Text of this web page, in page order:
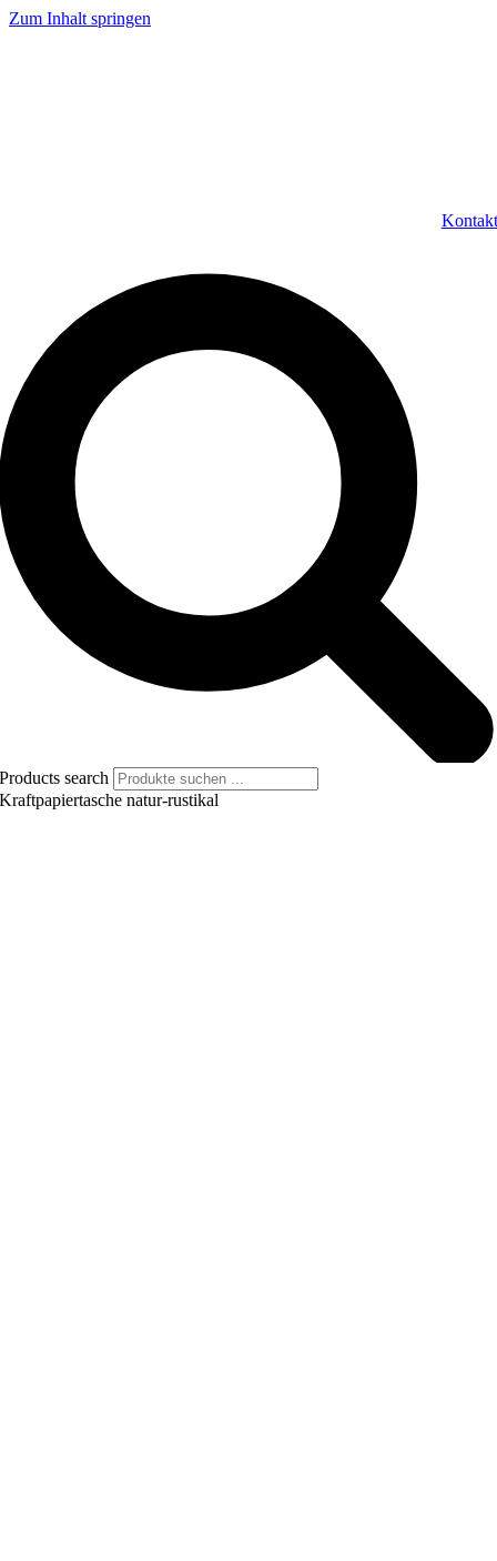
Zum Inhalt springen
Kontakt
Products search
Kraftpapiertasche natur-rustikal